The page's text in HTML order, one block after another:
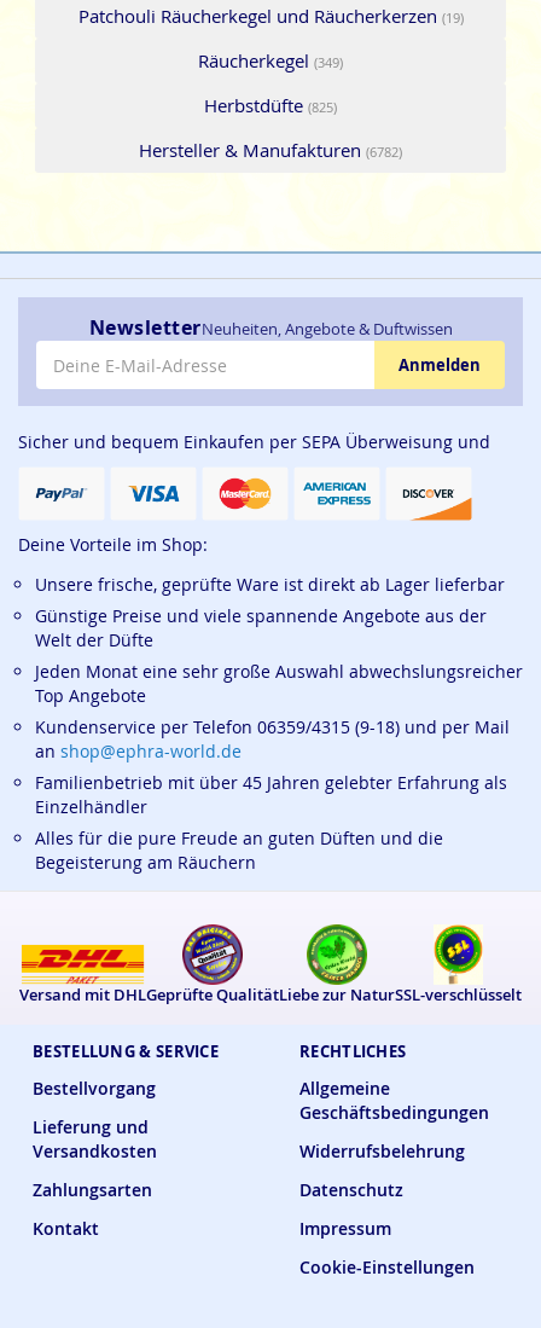
Patchouli Räucherkegel und Räucherkerzen (19)
Räucherkegel (349)
Herbstdüfte (825)
Hersteller & Manufakturen (6782)
BESTELLUNG & SERVICE
Bestellvorgang
Lieferung und
Versandkosten
Zahlungsarten
Kontakt
RECHTLICHES
Allgemeine
Geschäftsbedingungen
Widerrufsbelehrung
Datenschutz
Impressum
Cookie-Einstellungen
NewsletterNeuheiten, Angebote & Duftwissen
E-Mail-Adresse
Anmelden
Sicher und bequem Einkaufen per SEPA Überweisung und
Deine Vorteile im Shop:
Unsere frische, geprüfte Ware ist direkt ab Lager lieferbar
Günstige Preise und viele spannende Angebote aus der
Welt der Düfte
Jeden Monat eine sehr große Auswahl abwechslungsreicher
Top Angebote
Kundenservice per Telefon 06359/4315 (9-18) und per Mail
an shop@ephra-world.de
Familienbetrieb mit über 45 Jahren gelebter Erfahrung als
Einzelhändler
Alles für die pure Freude an guten Düften und die
Begeisterung am Räuchern
Versand mit DHLGeprüfte QualitätLiebe zur NaturSSL-verschlüsselt